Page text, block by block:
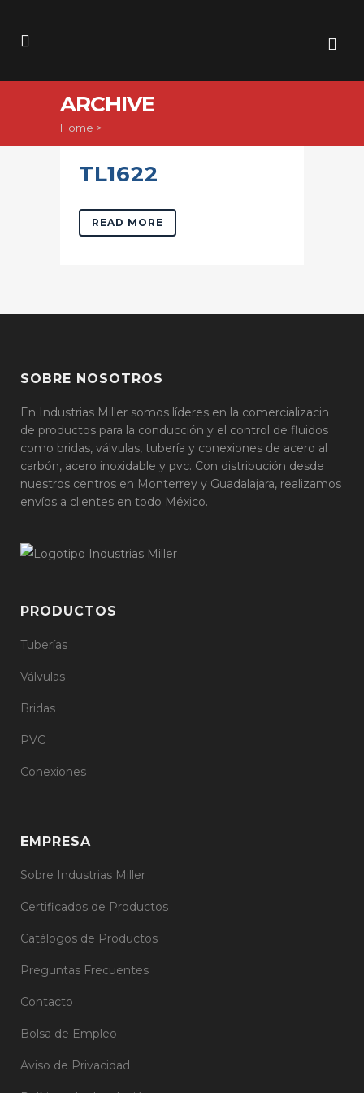
ARCHIVE
Home >
TL1622
READ MORE
SOBRE NOSOTROS
En Industrias Miller somos líderes en la comercializacin
de productos para la conducción y el control de fluidos
como bridas, válvulas, tubería y conexiones de acero al
carbón, acero inoxidable y pvc. Con distribución desde
nuestros centros en Monterrey y Guadalajara, realizamos
envíos a clientes en todo México.
PRODUCTOS
Tuberías
Válvulas
Bridas
PVC
Conexiones
EMPRESA
Sobre Industrias Miller
Certificados de Productos
Catálogos de Productos
Preguntas Frecuentes
Contacto
Bolsa de Empleo
Aviso de Privacidad